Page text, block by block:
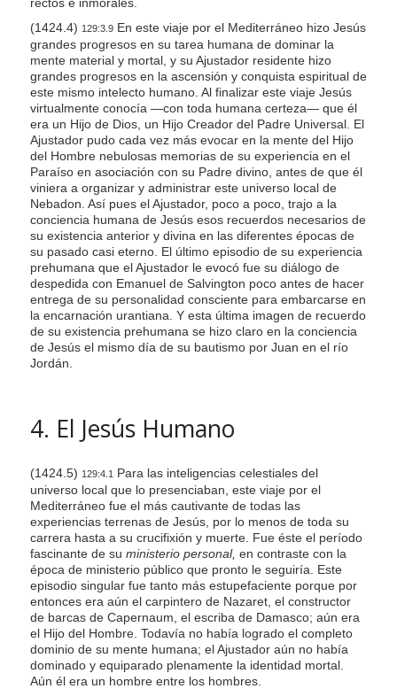
(1424.4) 129:3.9En este viaje por el Mediterráneo hizo Jesús
grandes progresos en su tarea humana de dominar la
mente material y mortal, y su Ajustador residente hizo
grandes progresos en la ascensión y conquista espiritual de
este mismo intelecto humano. Al finalizar este viaje Jesús
virtualmente conocía —con toda humana certeza— que él
era un Hijo de Dios, un Hijo Creador del Padre Universal. El
Ajustador pudo cada vez más evocar en la mente del Hijo
del Hombre nebulosas memorias de su experiencia en el
Paraíso en asociación con su Padre divino, antes de que él
viniera a organizar y administrar este universo local de
Nebadon. Así pues el Ajustador, poco a poco, trajo a la
conciencia humana de Jesús esos recuerdos necesarios de
su existencia anterior y divina en las diferentes épocas de
su pasado casi eterno. El último episodio de su experiencia
prehumana que el Ajustador le evocó fue su diálogo de
despedida con Emanuel de Salvington poco antes de hacer
entrega de su personalidad consciente para embarcarse en
la encarnación urantiana. Y esta última imagen de recuerdo
de su existencia prehumana se hizo claro en la conciencia
de Jesús el mismo día de su bautismo por Juan en el río
Jordán.
4. El Jesús Humano
(1424.5) 129:4.1 Para las inteligencias celestiales del
universo local que lo presenciaban, este viaje por el
Mediterráneo fue el más cautivante de todas las
experiencias terrenas de Jesús, por lo menos de toda su
carrera hasta a su crucifixión y muerte. Fue éste el período
fascinante de su ministerio personal, en contraste con la
época de ministerio público que pronto le seguiría. Este
episodio singular fue tanto más estupefaciente porque por
entonces era aún el carpintero de Nazaret, el constructor
de barcas de Capernaum, el escriba de Damasco; aún era
el Hijo del Hombre. Todavía no había logrado el completo
dominio de su mente humana; el Ajustador aún no había
dominado y equiparado plenamente la identidad mortal.
Aún él era un hombre entre los hombres.